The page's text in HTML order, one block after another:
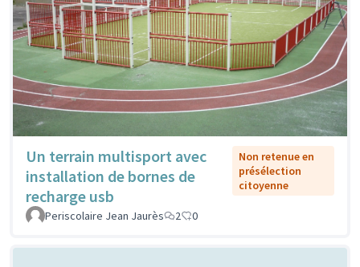
Un terrain multisport avec
installation de bornes de
recharge usb
Non retenue en
présélection
citoyenne
Periscolaire Jean Jaurès 2 0